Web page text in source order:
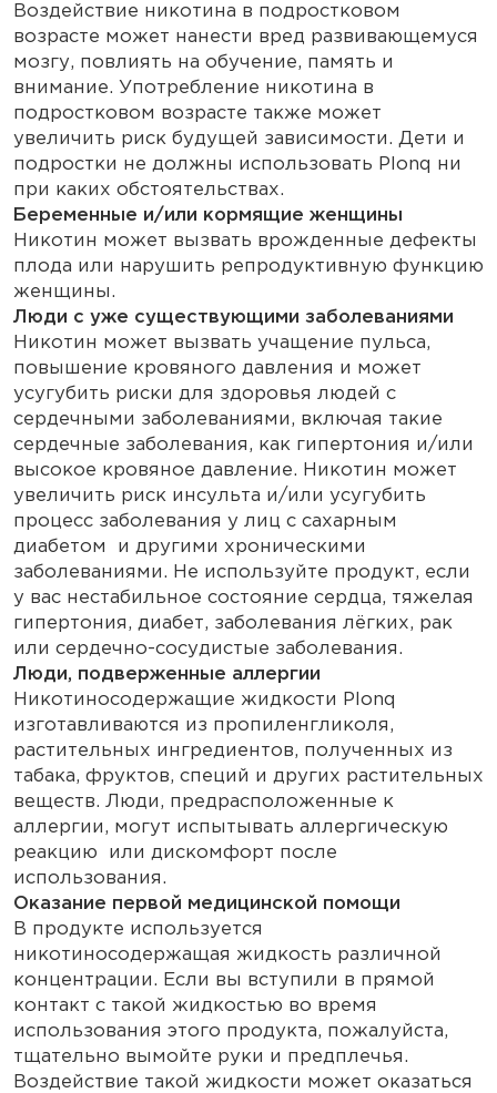
Воздействие никотина в подростковом
возрасте может нанести вред развивающемуся
мозгу, повлиять на обучение, память и
внимание. Употребление никотина в
подростковом возрасте также может
увеличить риск будущей зависимости. Дети и
подростки не должны использовать Plonq ни
при каких обстоятельствах.
Беременные и/или кормящие женщины
Никотин может вызвать врожденные дефекты
плода или нарушить репродуктивную функцию
женщины.
Люди с уже существующими заболеваниями
Никотин может вызвать учащение пульса,
повышение кровяного давления и может
усугубить риски для здоровья людей с
сердечными заболеваниями, включая такие
сердечные заболевания, как гипертония и/или
высокое кровяное давление. Никотин может
увеличить риск инсульта и/или усугубить
процесс заболевания у лиц с сахарным
диабетом и другими хроническими
заболеваниями. Не используйте продукт, если
у вас нестабильное состояние сердца, тяжелая
гипертония, диабет, заболевания лёгких, рак
или сердечно-сосудистые заболевания.
Люди, подверженные аллергии
Никотиносодержащие жидкости Plonq
изготавливаются из пропиленгликоля,
растительных ингредиентов, полученных из
табака, фруктов, специй и других растительных
веществ. Люди, предрасположенные к
аллергии, могут испытывать аллергическую
реакцию или дискомфорт после
использования.
Оказание первой медицинской помощи
В продукте используется
никотиносодержащая жидкость различной
концентрации. Если вы вступили в прямой
контакт с такой жидкостью во время
использования этого продукта, пожалуйста,
тщательно вымойте руки и предплечья.
Воздействие такой жидкости может оказаться